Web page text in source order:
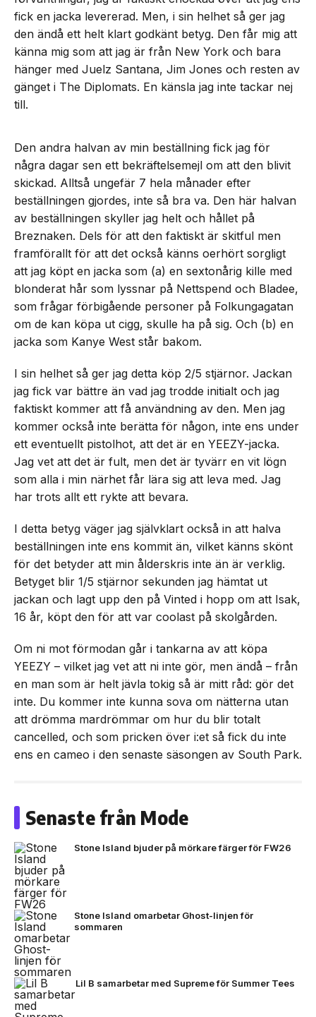
fick en jacka levererad. Men, i sin helhet så ger jag
den ändå ett helt klart godkänt betyg. Den får mig att
känna mig som att jag är från New York och bara
hänger med Juelz Santana, Jim Jones och resten av
gänget i The Diplomats. En känsla jag inte tackar nej
till.
Den andra halvan av min beställning fick jag för
några dagar sen ett bekräftelsemejl om att den blivit
skickad. Alltså ungefär 7 hela månader efter
beställningen gjordes, inte så bra va. Den här halvan
av beställningen skyller jag helt och hållet på
Breznaken. Dels för att den faktiskt är skitful men
framförallt för att det också känns oerhört sorgligt
att jag köpt en jacka som (a) en sextonårig kille med
blonderat hår som lyssnar på Nettspend och Bladee,
som frågar förbigående personer på Folkungagatan
om de kan köpa ut cigg, skulle ha på sig. Och (b) en
jacka som Kanye West står bakom.
I sin helhet så ger jag detta köp 2/5 stjärnor. Jackan
jag fick var bättre än vad jag trodde initialt och jag
faktiskt kommer att få användning av den. Men jag
kommer också inte berätta för någon, inte ens under
ett eventuellt pistolhot, att det är en YEEZY-jacka.
Jag vet att det är fult, men det är tyvärr en vit lögn
som alla i min närhet får lära sig att leva med. Jag
har trots allt ett rykte att bevara.
I detta betyg väger jag självklart också in att halva
beställningen inte ens kommit än, vilket känns skönt
för det betyder att min ålderskris inte än är verklig.
Betyget blir 1/5 stjärnor sekunden jag hämtat ut
jackan och lagt upp den på Vinted i hopp om att Isak,
16 år, köpt den för att var coolast på skolgården.
Om ni mot förmodan går i tankarna av att köpa
YEEZY – vilket jag vet att ni inte gör, men ändå – från
en man som är helt jävla tokig så är mitt råd: gör det
inte. Du kommer inte kunna sova om nätterna utan
att drömma mardrömmar om hur du blir totalt
cancelled, och som pricken över i:et så fick du inte
ens en cameo i den senaste säsongen av South Park.
Senaste från Mode
Stone Island bjuder på mörkare färger för FW26
Stone Island omarbetar Ghost-linjen för
sommaren
Lil B samarbetar med Supreme för Summer Tees